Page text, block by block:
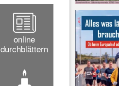
online
durchblättern